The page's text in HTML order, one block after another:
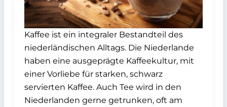
Kaffee ist ein integraler Bestandteil des
niederländischen Alltags. Die Niederlande
haben eine ausgeprägte Kaffeekultur, mit
einer Vorliebe für starken, schwarz
servierten Kaffee. Auch Tee wird in den
Niederlanden gerne getrunken, oft am